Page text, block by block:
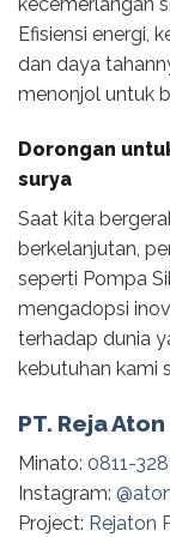
Efisiensi energi,
dan daya
menonjol untuk
Dorongan
surya
Saat kita
berkelanjutan,
seperti Pompa
mengadopsi
terhadap dunia
kebutuhan kami
PT. Reja
Minato: 0811-
Instagram:
Project: Rejaton